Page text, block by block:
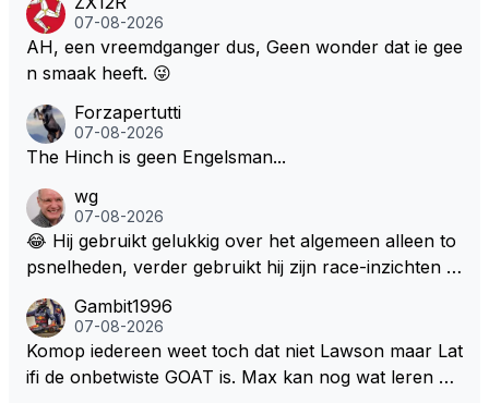
l bij Windsor op te roepen. Maar in een tijd zonder r
aces zijn dit leuke berichtjes
07-08-2026
AH, een vreemdganger dus, Geen wonder dat ie gee
n smaak heeft. 😜
Forzapertutti
07-08-2026
The Hinch is geen Engelsman...
wg
07-08-2026
😂 Hij gebruikt gelukkig over het algemeen alleen to
psnelheden, verder gebruikt hij zijn race-inzichten q
een bocht zegt helemaal niets, dus wat dat betreft h
eeft hij sowieso gelijk 😂.
Gambit1996
07-08-2026
Komop iedereen weet toch dat niet Lawson maar Lat
ifi de onbetwiste GOAT is. Max kan nog wat leren va